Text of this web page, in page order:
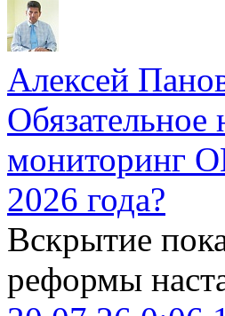
Алексей
Обязательное
мониторинг
2026 года?
Вскрытие
реформы